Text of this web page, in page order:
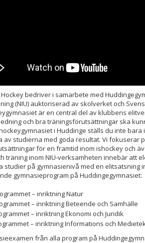
bedriver i samarbete med
(NIU) auktoriserad av skolverket och
är en central del av klubbens
och bra träningsförutsättningar ska
i Huddinge ställs du inte
av studierna med goda resultat. Vi fokuserar
för en framtid inom ishockey och
träning inom NIU-verksamheten innebär att
studier på gymnasienivå med en elitsatsning
gymnasieprogram på Huddingegymnasiet:
– inriktning Natur
– inriktning Beteende och Samhälle
– inriktning Ekonomi och Juridik
– inriktning Informations och
från alla program på